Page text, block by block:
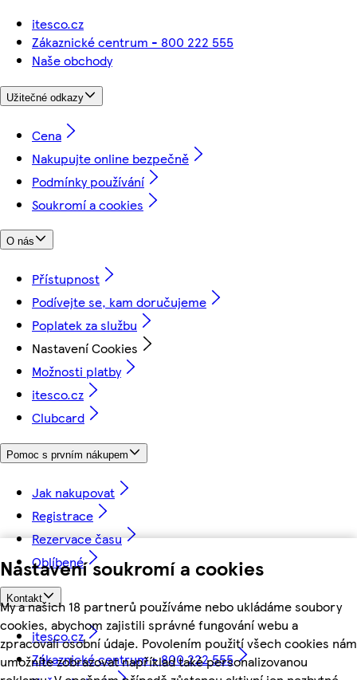
Nastavení soukromí a cookies
My a našich 18 partnerů používáme nebo ukládáme soubory
cookies, abychom zajistili správné fungování webu a
zpracovali osobní údaje. Povolením použití všech cookies nám
umožníte zobrazovat například také personalizovanou
itesco.cz
Zákaznické centrum - 800 222 555
Naše obchody
Užitečné odkazy
Cena
Nakupujte online bezpečně
Podmínky používání
Soukromí a cookies
O nás
Přístupnost
Podívejte se, kam doručujeme
Poplatek za službu
Nastavení Cookies
Možnosti platby
itesco.cz
Clubcard
Pomoc s prvním nákupem
Jak nakupovat
Registrace
Rezervace času
Oblíbené
Kontakt
itesco.cz
Zákaznické centrum - 800 222 555